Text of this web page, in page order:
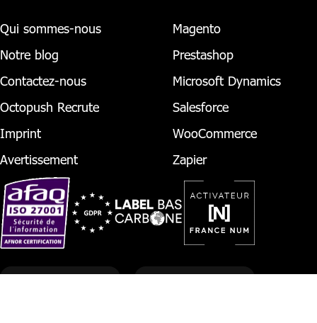
Qui sommes-nous
Notre blog
Contactez-nous
Octopush Recrute
Imprint
Avertissement
Magento
Prestashop
Microsoft Dynamics
Salesforce
WooCommerce
Zapier